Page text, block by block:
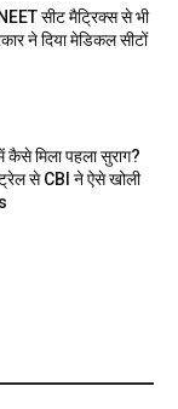
सीट मैट्रिक्स से भी
ने दिया मेडिकल सीटों
कैसे मिला पहला सुराग?
से CBI ने ऐसे खोली